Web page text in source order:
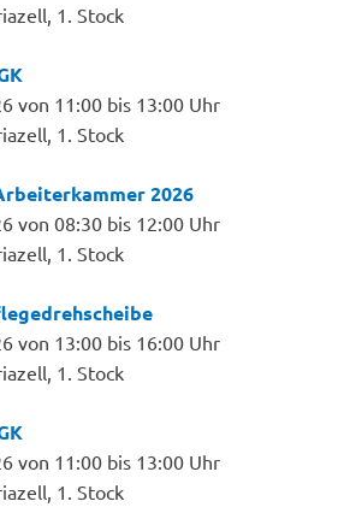
1. Stock
von 11:00 bis 13:00 Uhr
1. Stock
2026
von 08:30 bis 12:00 Uhr
1. Stock
von 13:00 bis 16:00 Uhr
1. Stock
von 11:00 bis 13:00 Uhr
1. Stock